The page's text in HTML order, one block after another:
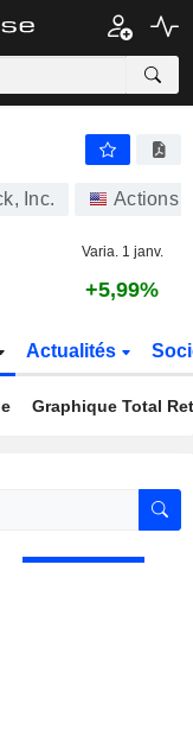
Inc. Actions
Varia. 1 janv.
+5,99%
Actualités
Graphique Total